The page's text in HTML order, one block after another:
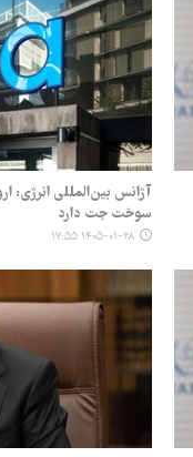
آژانس بین‌المللی انرژی:
سوخت جت دارد
۱۴۰۵-۰۱-۲۸ ۱۷:۵۵